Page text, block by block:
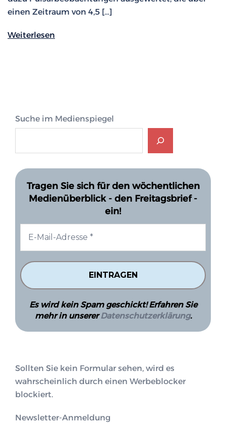
einen Zeitraum von 4,5 […]
Weiterlesen
Suche im Medienspiegel
Tragen Sie sich für den wöchentlichen
Medienüberblick - den Freitagsbrief -
ein!
Es wird kein Spam geschickt! Erfahren Sie
mehr in unsererDatenschutzerklärung.
Sollten Sie kein Formular sehen, wird es
wahrscheinlich durch einen Werbeblocker
blockiert.
Newsletter-Anmeldung